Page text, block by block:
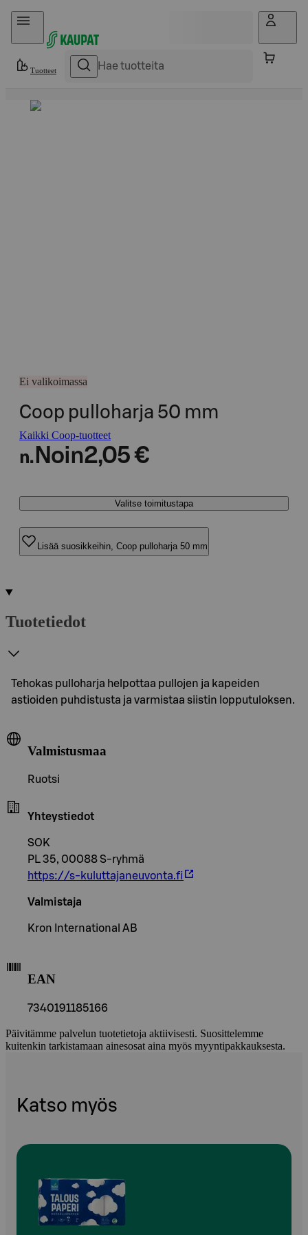
Hyppää sisältöön
Tuotteet
Ei valikoimassa
Coop pulloharja 50 mm
Kaikki Coop-tuotteet
n. Noin2,05 €
Valitse toimitustapa
Lisää suosikkeihin, Coop pulloharja 50 mm
Tuotetiedot
Tehokas pulloharja helpottaa pullojen ja kapeiden
astioiden puhdistusta ja varmistaa siistin lopputuloksen.
Valmistusmaa
Ruotsi
Yhteystiedot
SOK
PL 35, 00088 S-ryhmä
https://s-kuluttajaneuvonta.fi
Valmistaja
Kron International AB
EAN
7340191185166
Päivitämme palvelun tuotetietoja aktiivisesti. Suosittelemme
kuitenkin tarkistamaan ainesosat aina myös myyntipakkauksesta.
Katso myös